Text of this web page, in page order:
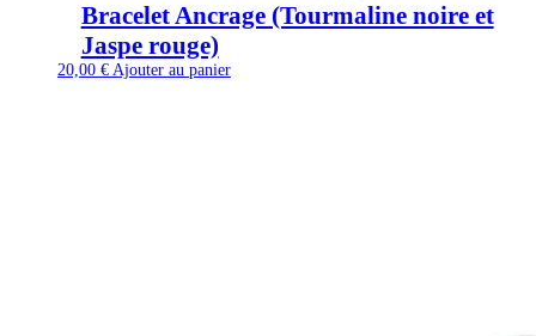
Bracelet Ancrage (Tourmaline noire et
Jaspe rouge)
20,00 € Ajouter au panier